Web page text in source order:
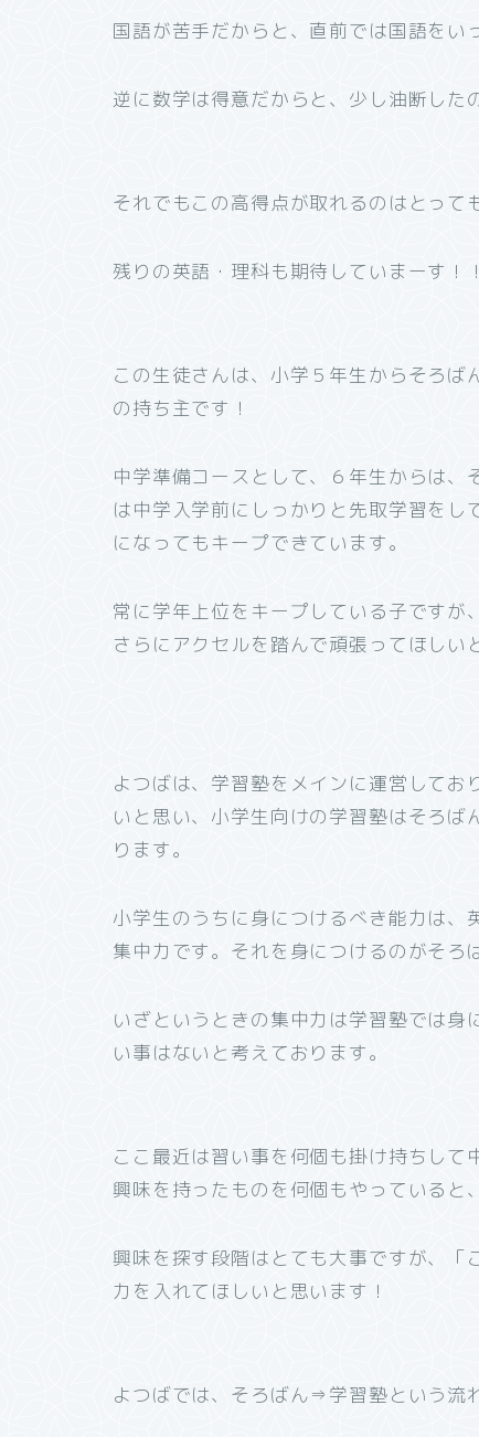
国語が苦手だからと、直前では国語をい
逆に数学は得意だからと、少し油断した
それでもこの高得点が取れるのはとって
残りの英語・理科も期待していまーす！！
この生徒さんは、小学５年生からそろ
の持ち主です！
中学準備コースとして、６年生からは
は中学入学前にしっかりと先取学習を
になってもキープできています。
常に学年上位をキープしている子ですが
さらにアクセルを踏んで頑張ってほしい
よつばは、学習塾をメインに運営して
いと思い、小学生向けの学習塾はそろ
ります。
小学生のうちに身につけるべき能力は、
集中力です。それを身につけるのがそろ
いざというときの集中力は学習塾では
い事はないと考えております。
ここ最近は習い事を何個も掛け持ちして
興味を持ったものを何個もやっていると
興味を探す段階はとても大事ですが、「
力を入れてほしいと思います！
よつばでは、そろばん⇒学習塾という流